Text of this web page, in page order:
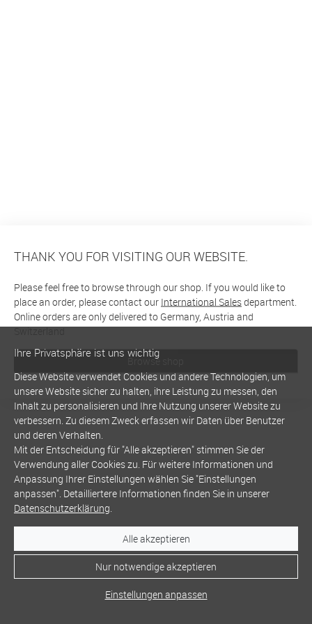
THANK YOU FOR VISITING OUR WEBSITE.
Please feel free to browse through our shop. If you would like to
place an order, please contact our International Salesdepartment.
Online orders are only delivered to Germany, Austria and
Switzerland
Browse shop
Ihre Privatsphäre ist uns wichtig
Diese Website verwendet Cookies und andere Technologien, um
unsere Website sicher zu halten, ihre Leistung zu messen, den
Inhalt zu personalisieren und Ihre Nutzung unserer Website zu
verbessern. Zu diesem Zweck erfassen wir Daten über Benutzer
und deren Verhalten.
Mit der Entscheidung für "Alle akzeptieren" stimmen Sie der
Verwendung aller Cookies zu. Für weitere Informationen und
Anpassung Ihrer Einstellungen wählen Sie "Einstellungen
anpassen". Detailliertere Informationen finden Sie in unserer
Datenschutzerklärung.
Alle akzeptieren
Nur notwendige akzeptieren
Einstellungen anpassen